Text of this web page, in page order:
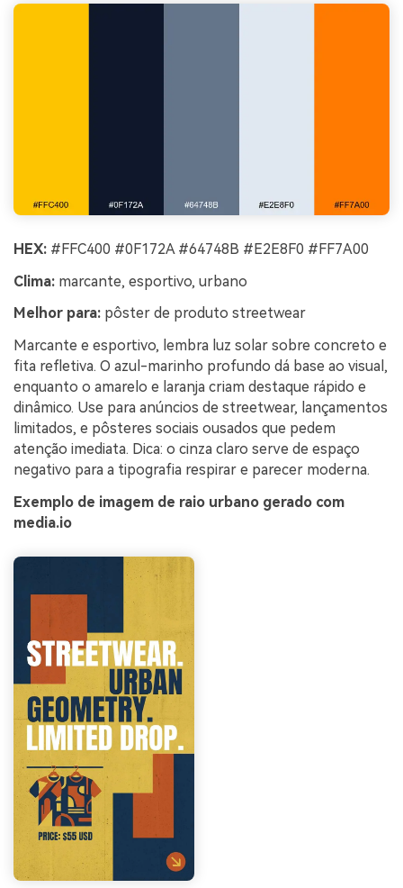
HEX: #FFC400 #0F172A #64748B #E2E8F0 #FF7A00
Clima: marcante, esportivo, urbano
Melhor para: pôster de produto streetwear
Marcante e esportivo, lembra luz solar sobre concreto e
fita refletiva. O azul-marinho profundo dá base ao visual,
enquanto o amarelo e laranja criam destaque rápido e
dinâmico. Use para anúncios de streetwear, lançamentos
limitados, e pôsteres sociais ousados que pedem
atenção imediata. Dica: o cinza claro serve de espaço
negativo para a tipografia respirar e parecer moderna.
Exemplo de imagem de raio urbano gerado com
media.io